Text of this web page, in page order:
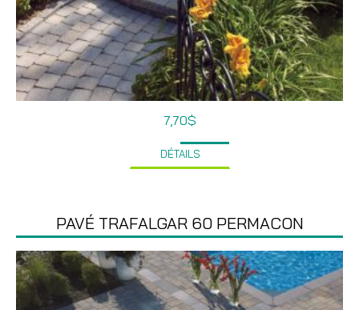
7,70$
DÉTAILS
PAVÉ TRAFALGAR 60 PERMACON